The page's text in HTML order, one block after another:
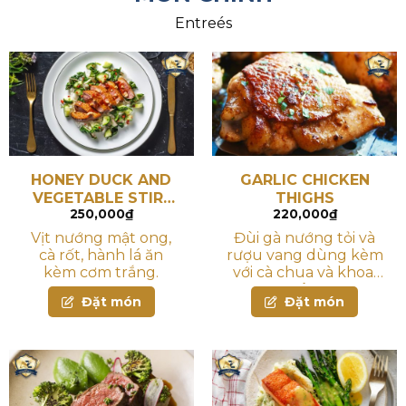
Entreés
HONEY DUCK AND
VEGETABLE STIR-
FRY
250,000₫
Vịt nướng mật ong,
cà rốt, hành lá ăn
kèm cơm trắng.
Đặt món
GARLIC CHICKEN
THIGHS
220,000₫
Đùi gà nướng tỏi và
rượu vang dùng kèm
với cà chua và khoai
tây
Đặt món